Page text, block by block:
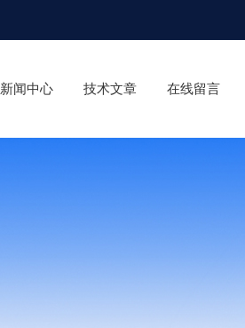
新闻中心 技术文章 在线留言